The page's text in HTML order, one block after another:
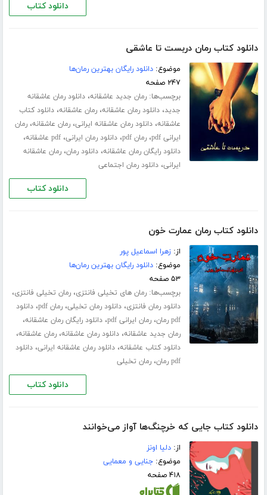
دانلود کتاب
دانلود کتاب رمان دربست تا عاشقی
موضوع:دانلود رایگان بهترین رمان‌ها
۲۴۷ صفحه
برچسب‌ها:رمان جدید عاشقانه،دانلود رمان عاشقانه
جدید،دانلود رمان عاشقانه،رمان عاشقانه،دانلود کتاب
عاشقانه،دانلود رمان عاشقانه ایرانی،رمان عاشقانه،رمان
ایرانی pdf
،رمان pdf ،دانلود رمان ایرانی،pdf عاشقانه ،
دانلود رایگان رمان عاشقانه،دانلود رمان،رمان عاشقانه
ایرانی،دانلود رمان اجتماعی
دانلود کتاب
دانلود کتاب رمان عمارت خون
از:زهرا اسماعیل پور
موضوع:دانلود رایگان بهترین رمان‌ها
۵۳ صفحه
برچسب‌ها:رمان های تخیلی فانتزی،رمان تخیلی فانتزی،
دانلود رمان فانتزی،دانلود رمان تخیلی،رمان pdf ،دانلود
pdf رمان
،رمان ایرانی pdf ،دانلود رایگان رمان عاشقانه،
رمان جدید عاشقانه،دانلود رمان عاشقانه،رمان عاشقانه،
دانلود کتاب عاشقانه،دانلود رمان عاشقانه ایرانی،دانلود
pdf رمان
،رمان تخیلی
دانلود کتاب
دانلود کتاب جایی که خرچنگ‌ها آواز می‌خوانند
از:دلیا اونز
موضوع:جنایی و معمایی
۴۱۸ صفحه